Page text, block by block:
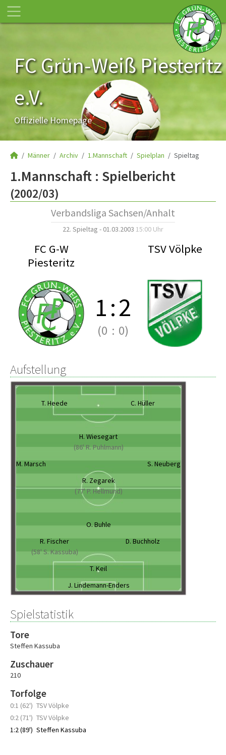
FC Grün-Weiß Piesteritz
e.V.
Offizielle Homepage
Männer Archiv 1.Mannschaft Spielplan Spieltag
1.Mannschaft : Spielbericht
(2002/03)
Verbandsliga Sachsen/Anhalt
22. Spieltag - 01.03.2003 15:00 Uhr
FC G-W
Piesteritz
TSV Völpke
1:2
(0 : 0)
Aufstellung
T. Heede C. Hüller
H. Wiesegart
(86' R. Puhlmann)
M. Marsch
S. Neuberg
R. Zegarek
(77' P. Hellmund)
O. Buhle
R. Fischer
(58' S. Kassuba)
D. Buchholz
T. Keil
J. Lindemann-Enders
Spielstatistik
Tore
Steffen Kassuba
Zuschauer
210
Torfolge
0:1 (62') TSV Völpke
0:2 (71') TSV Völpke
1:2 (89') Steffen Kassuba